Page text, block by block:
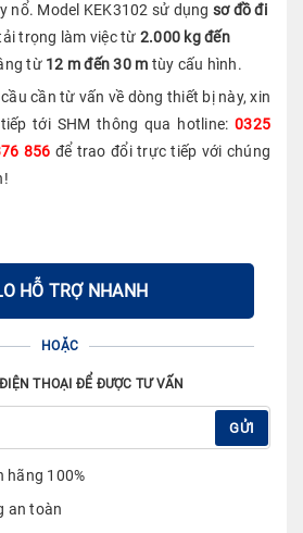
nổ. Model KEK3102 sử dụng sơ đồ đi
trọng làm việc từ 2.000 kg đến
từ 12 m đến 30 m tùy cấu hình.
cần từ vấn về dòng thiết bị này, xin
tới SHM thông qua hotline: 0325
856 để trao đổi trực tiếp với chúng
HỖ TRỢ NHANH
HOẶC
THOẠI ĐỂ ĐƯỢC TƯ VẤN
GỬI
hãng 100%
an toàn